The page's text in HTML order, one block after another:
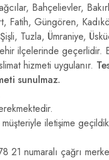
Bahçelievler,
Fatih, Güngören,
Tuzla, Ümraniye,
ilçelerinde geçerlidir.
hizmeti uygulanır.
sunulmaz.
iletişime
21 numaralı çağrı